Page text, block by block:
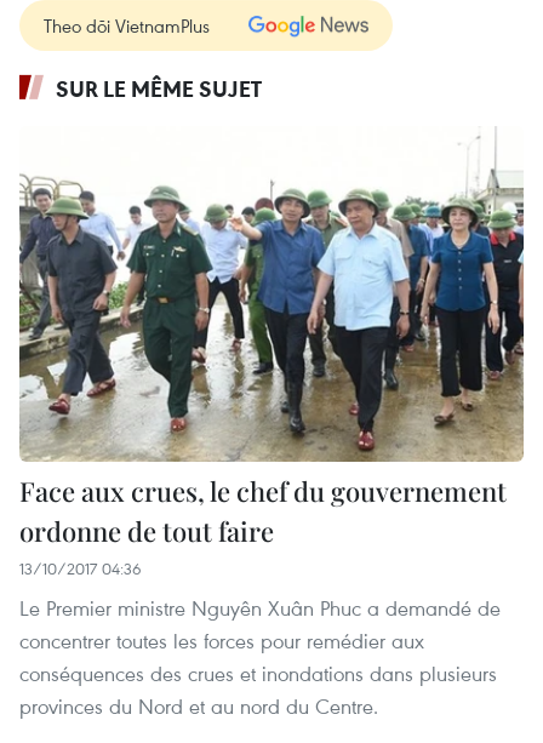
Theo dõi VietnamPlus
SUR LE MÊME SUJET
Face aux crues, le chef du gouvernement
ordonne de tout faire
13/10/2017 04:36
Le Premier ministre Nguyên Xuân Phuc a demandé de
concentrer toutes les forces pour remédier aux
conséquences des crues et inondations dans plusieurs
provinces du Nord et au nord du Centre.